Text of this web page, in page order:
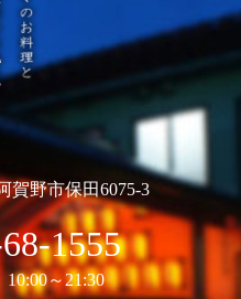
賀野市保田6075-3
1555
～21:30